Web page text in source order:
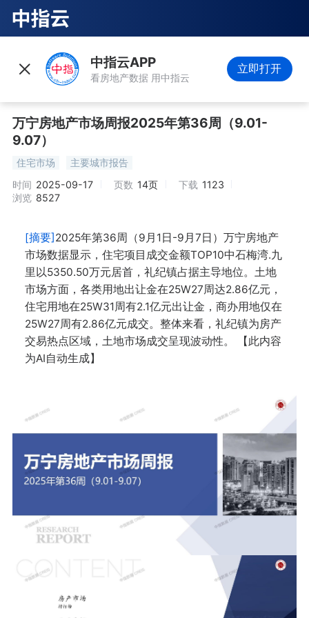
中指云APP
看房地产数据 用中指云
立即打开
万宁房地产市场周报2025年第36周（9.01-
9.07）
住宅市场
主要城市报告
时间 2025-09-17 页数 14页 下载 1123
浏览 8527
[摘要]2025年第36周（9月1日-9月7日）万宁房地产
市场数据显示，住宅项目成交金额TOP10中石梅湾.九
里以5350.50万元居首，礼纪镇占据主导地位。土地
市场方面，各类用地出让金在25W27周达2.86亿元，
住宅用地在25W31周有2.1亿元出让金，商办用地仅在
25W27周有2.86亿元成交。整体来看，礼纪镇为房产
交易热点区域，土地市场成交呈现波动性。 【此内容
为AI自动生成】